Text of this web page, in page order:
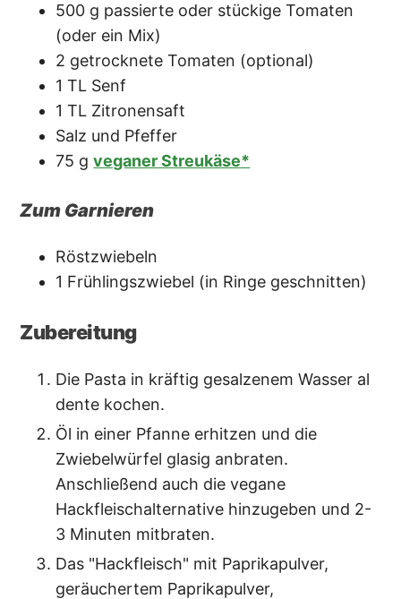
500 g passierte oder stückige Tomaten
(oder ein Mix)
2 getrocknete Tomaten (optional)
1 TL Senf
1 TL Zitronensaft
Salz und Pfeffer
75 g veganer Streukäse*
Zum Garnieren
Röstzwiebeln
1 Frühlingszwiebel (in Ringe geschnitten)
Zubereitung
Die Pasta in kräftig gesalzenem Wasser al
dente kochen.
Öl in einer Pfanne erhitzen und die
Zwiebelwürfel glasig anbraten.
Anschließend auch die vegane
Hackfleischalternative hinzugeben und 2-
3 Minuten mitbraten.
Das "Hackfleisch" mit Paprikapulver,
geräuchertem Paprikapulver,